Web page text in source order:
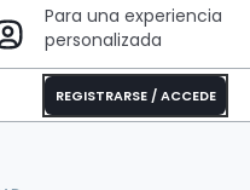
Para una experiencia
personalizada
REGISTRARSE / ACCEDE